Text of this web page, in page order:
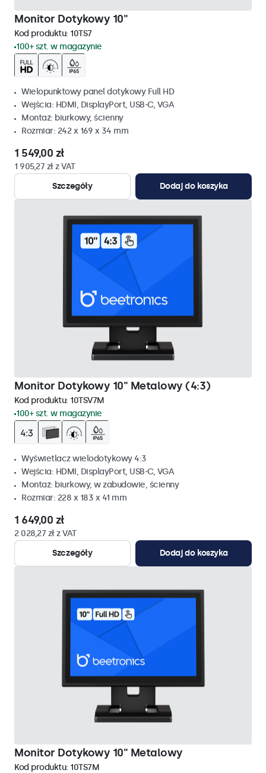
Monitor Dotykowy 10"
Kod produktu: 10TS7
100+ szt. w magazynie
Wielopunktowy panel dotykowy Full HD
Wejścia: HDMI, DisplayPort, USB-C, VGA
Montaż: biurkowy, ścienny
Rozmiar: 242 x 169 x 34 mm
1 549,00 zł
1 905,27 zł z VAT
Szczegóły
Dodaj do koszyka
Monitor Dotykowy 10" Metalowy (4:3)
Kod produktu: 10TSV7M
100+ szt. w magazynie
Wyświetlacz wielodotykowy 4:3
Wejścia: HDMI, DisplayPort, USB-C, VGA
Montaż: biurkowy, w zabudowie, ścienny
Rozmiar: 228 x 183 x 41 mm
1 649,00 zł
2 028,27 zł z VAT
Szczegóły
Dodaj do koszyka
Monitor Dotykowy 10" Metalowy
Kod produktu: 10TS7M